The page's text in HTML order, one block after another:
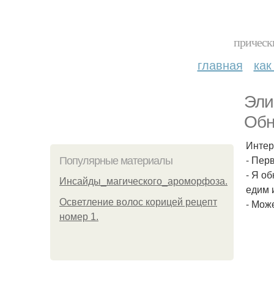
главная
Популярные материалы
Инсайды_магического_ароморфоза.
Осветление волос корицей рецепт
номер 1.
-
- Я
едим
-